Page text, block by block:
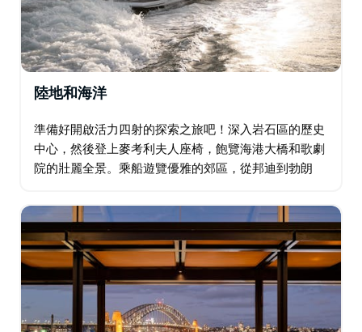
陸地和海洋
準備好開啟活力四射的探索之旅吧！深入岩石區的歷史
中心，然後登上麥考利夫人座椅，飽覽海港大橋和歌劇
院的壯麗全景。乘船遊覽優雅的郊區，從邦迪到勃朗
水邊享用清涼的早茶。 下午，登上57英尺長的遊艇…